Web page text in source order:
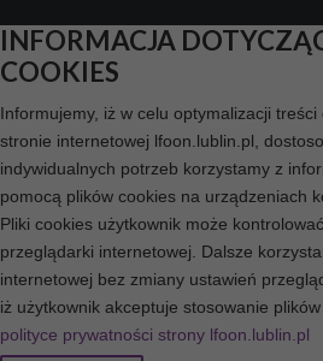
INFORMACJA
COOKIES
Informujemy, iż w celu optymalizacji
stronie internetowej lfoon.lublin.pl,
indywidualnych potrzeb korzystamy z
pomocą plików cookies na urządzeniach
Pliki cookies użytkownik może
przeglądarki internetowej. Dalsze
internetowej bez zmiany ustawień
iż użytkownik akceptuje stosowanie
polityce prywatności strony lfoon.lublin.pl